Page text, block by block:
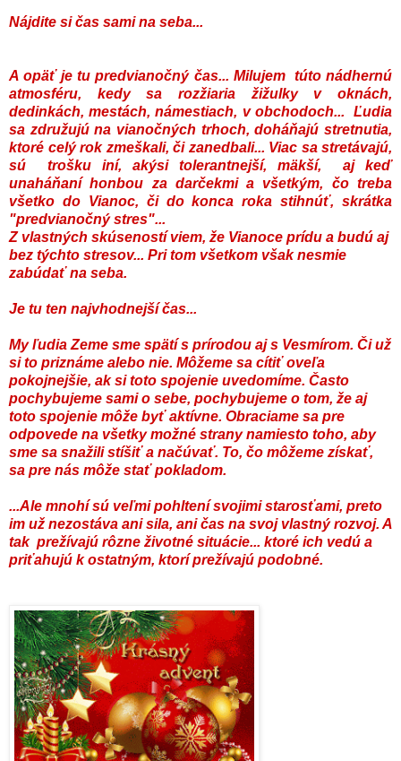
Nájdite si čas sami na seba...
A opäť je tu predvianočný čas... Milujem túto nádhernú
atmosféru, kedy sa rozžiaria žižulky v oknách,
dedinkách, mestách, námestiach, v obchodoch... Ľudia
sa združujú na vianočných trhoch, doháňajú stretnutia,
ktoré celý rok zmeškali, či zanedbali... Viac sa stretávajú,
sú trošku iní, akýsi tolerantnejší, mäkší, aj keď
unaháňaní honbou za darčekmi a všetkým, čo treba
všetko do Vianoc, či do konca roka stihnúť, skrátka
"predvianočný stres"...
Z vlastných skúseností viem, že Vianoce prídu a budú aj
bez týchto stresov... Pri tom všetkom však nesmie
zabúdať na seba.
Je tu ten najvhodnejší čas...
My ľudia Zeme sme spätí s prírodou aj s Vesmírom. Či už
si to priznáme alebo nie. Môžeme sa cítiť oveľa
pokojnejšie, ak si toto spojenie uvedomíme. Často
pochybujeme sami o sebe, pochybujeme o tom, že aj
toto spojenie môže byť aktívne. Obraciame sa pre
odpovede na všetky možné strany namiesto toho, aby
sme sa snažili stíšiť a načúvať. To, čo môžeme získať,
sa pre nás môže stať pokladom.
...Ale mnohí sú veľmi pohltení svojimi starosťami, preto
im už nezostáva ani sila, ani čas na svoj vlastný rozvoj. A
tak prežívajú rôzne životné situácie... ktoré ich vedú a
priťahujú k ostatným, ktorí prežívajú podobné.